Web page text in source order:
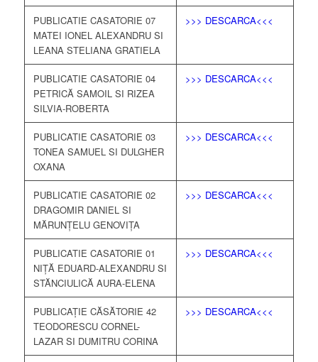
PUBLICATIE CASATORIE 07
MATEI IONEL ALEXANDRU SI
LEANA STELIANA GRATIELA
>>> DESCARCA<<<
PUBLICATIE CASATORIE 04
PETRICĂ SAMOIL SI RIZEA
SILVIA-ROBERTA
>>> DESCARCA<<<
PUBLICATIE CASATORIE 03
TONEA SAMUEL SI DULGHER
OXANA
>>> DESCARCA<<<
PUBLICATIE CASATORIE 02
DRAGOMIR DANIEL SI
MĂRUNȚELU GENOVIȚA
>>> DESCARCA<<<
PUBLICATIE CASATORIE 01
NIȚĂ EDUARD-ALEXANDRU SI
STĂNCIULICĂ AURA-ELENA
>>> DESCARCA<<<
PUBLICAȚIE CĂSĂTORIE 42
TEODORESCU CORNEL-
LAZAR SI DUMITRU CORINA
>>> DESCARCA<<<